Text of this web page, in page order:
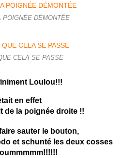
POIGNÉE DÉMONTÉE
CELA SE PASSE
Loulou!!!
en effet
de la poignée droite !!
sauter le bouton,
et schunté les deux cosses